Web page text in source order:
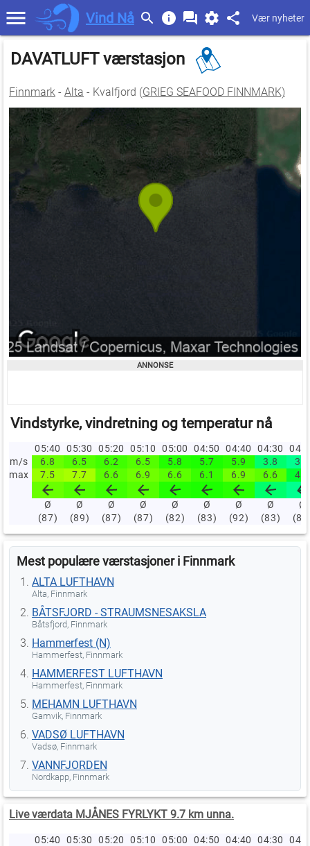
Vind Nå Vær nyheter
DAVATLUFT værstasjon
Finnmark - Alta - Kvalfjord (GRIEG SEAFOOD FINNMARK)
Vindstyrke, vindretning og temperatur nå
05:40 05:30 05:20 05:10 05:00 04:50 04:40 04:30
m/s
6.8 6.5 6.2 6.5 5.8 5.7 5.9 3.8
3.3
max
7.5 7.7 6.6 6.9 6.6 6.1 6.9 6.6 4.7
Ø
(87)
Ø
(89)
Ø
(87)
Ø
(87)
Ø
(82)
Ø
(83)
Ø
(92)
Ø
(83)
Ø
Mest populære værstasjoner i Finnmark
ALTA LUFTHAVN
Alta, Finnmark
BÅTSFJORD - STRAUMSNESAKSLA
Båtsfjord, Finnmark
Hammerfest (N)
Hammerfest, Finnmark
HAMMERFEST LUFTHAVN
Hammerfest, Finnmark
MEHAMN LUFTHAVN
Gamvik, Finnmark
VADSØ LUFTHAVN
Vadsø, Finnmark
VANNFJORDEN
Nordkapp, Finnmark
Live værdata MJÅNES FYRLYKT 9.7 km unna.
05:40 05:30 05:20 05:10 05:00 04:50 04:40 04:30